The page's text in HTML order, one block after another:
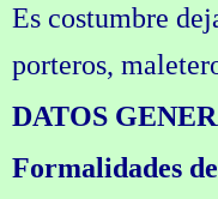
Es costumbre
porteros,
DATOS
Formalidades